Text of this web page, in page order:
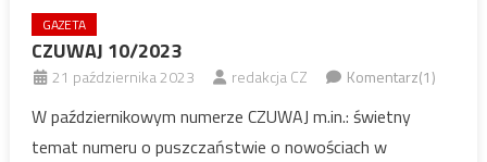
GAZETA
CZUWAJ 10/2023
21 października 2023 redakcja CZ Komentarz(1)
W październikowym numerze CZUWAJ m.in.: świetny
temat numeru o puszczaństwie o nowościach w